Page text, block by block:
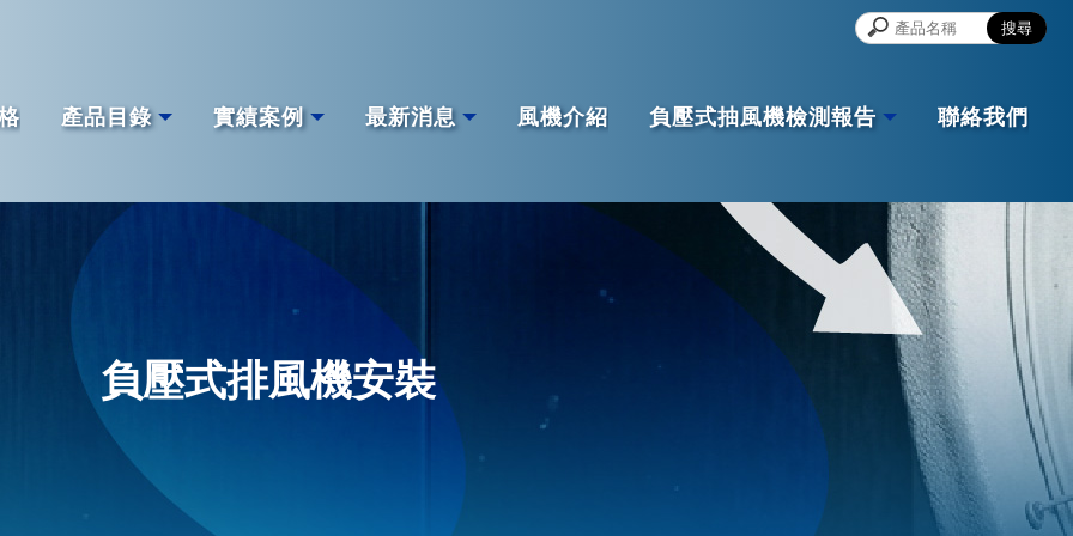
產品目錄 實績案例 最新消息 風機介紹 負壓式抽風機檢測報告 聯絡我們
負壓式排風機安裝